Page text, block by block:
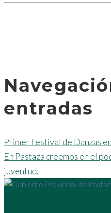
entradas
Primer Festival de Danzas
En Pastaza creemos en el
juventud.